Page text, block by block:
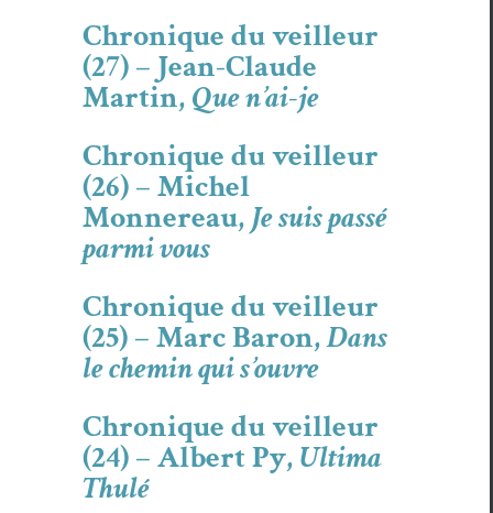
Chronique du veilleur
(27) – Jean-Claude
Martin,Que n’ai-je
Chronique du veilleur
(26) – Michel
Monnereau,Je suis passé
parmi vous
Chronique du veilleur
(25) – Marc Baron,Dans
le chemin qui s’ouvre
Chronique du veilleur
(24) – Albert Py,Ultima
Thulé